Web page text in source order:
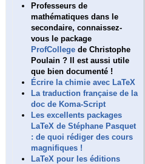
Professeurs de
mathématiques dans le
secondaire, connaissez-
vous le package
ProfCollege de Christophe
Poulain ? Il est aussi utile
que bien documenté !
Écrire la chimie avec LaTeX
La traduction française de la
doc de Koma-Script
Les excellents packages
LaTeX de Stéphane Pasquet
: de quoi rédiger des cours
magnifiques !
LaTeX pour les éditions